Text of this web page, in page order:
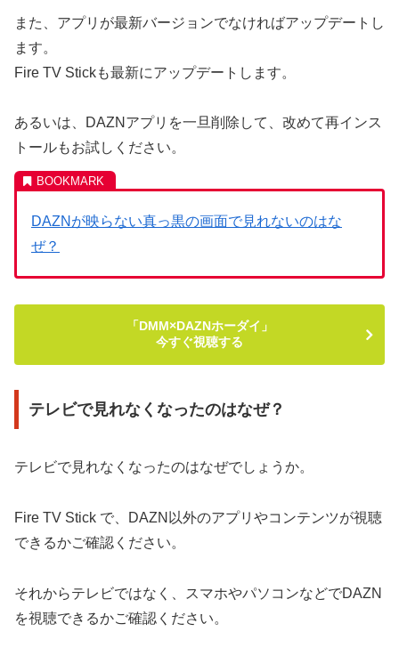
また、アプリが最新バージョンでなければアップデートし
ます。
Fire TV Stickも最新にアップデートします。
あるいは、DAZNアプリを一旦削除して、改めて再インス
トールもお試しください。
DAZNが映らない真っ黒の画面で見れないのはな
ぜ？
「DMM×DAZNホーダイ」
今すぐ視聴する
テレビで見れなくなったのはなぜ？
テレビで見れなくなったのはなぜでしょうか。
Fire TV Stick で、DAZN以外のアプリやコンテンツが視聴
できるかご確認ください。
それからテレビではなく、スマホやパソコンなどでDAZN
を視聴できるかご確認ください。